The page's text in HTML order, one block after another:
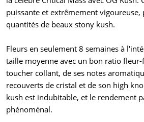
puissante et extrêmement
quantités de beaux stony kush.
Fleurs en seulement 8 semaines à
taille moyenne avec un bon ratio
toucher collant, de ses notes
recouverts de cristal et de son high
kush est indubitable, et le rendement
phénoménal.